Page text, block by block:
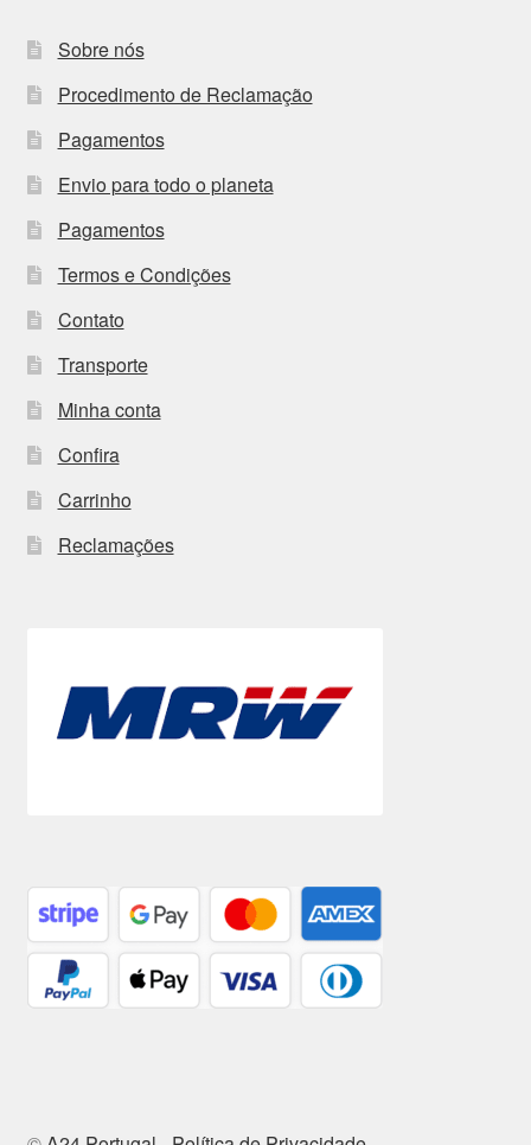
Sobre nós
Procedimento de Reclamação
Pagamentos
Envio para todo o planeta
Pagamentos
Termos e Condições
Contato
Transporte
Minha conta
Confira
Carrinho
Reclamações